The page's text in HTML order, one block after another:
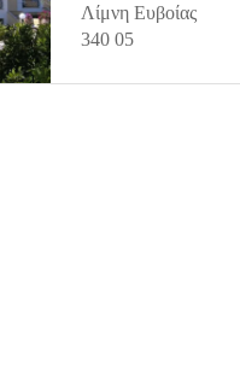
Λίμνη Ευβοίας
340 05